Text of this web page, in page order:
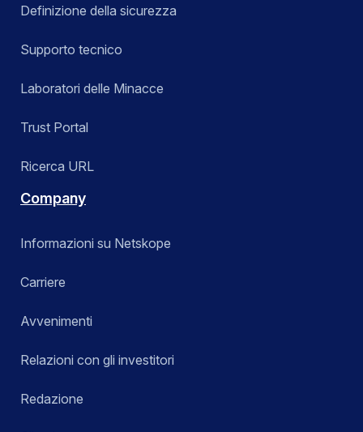
Definizione della sicurezza
Supporto tecnico
Laboratori delle Minacce
Trust Portal
Ricerca URL
Company
Informazioni su Netskope
Carriere
Avvenimenti
Relazioni con gli investitori
Redazione